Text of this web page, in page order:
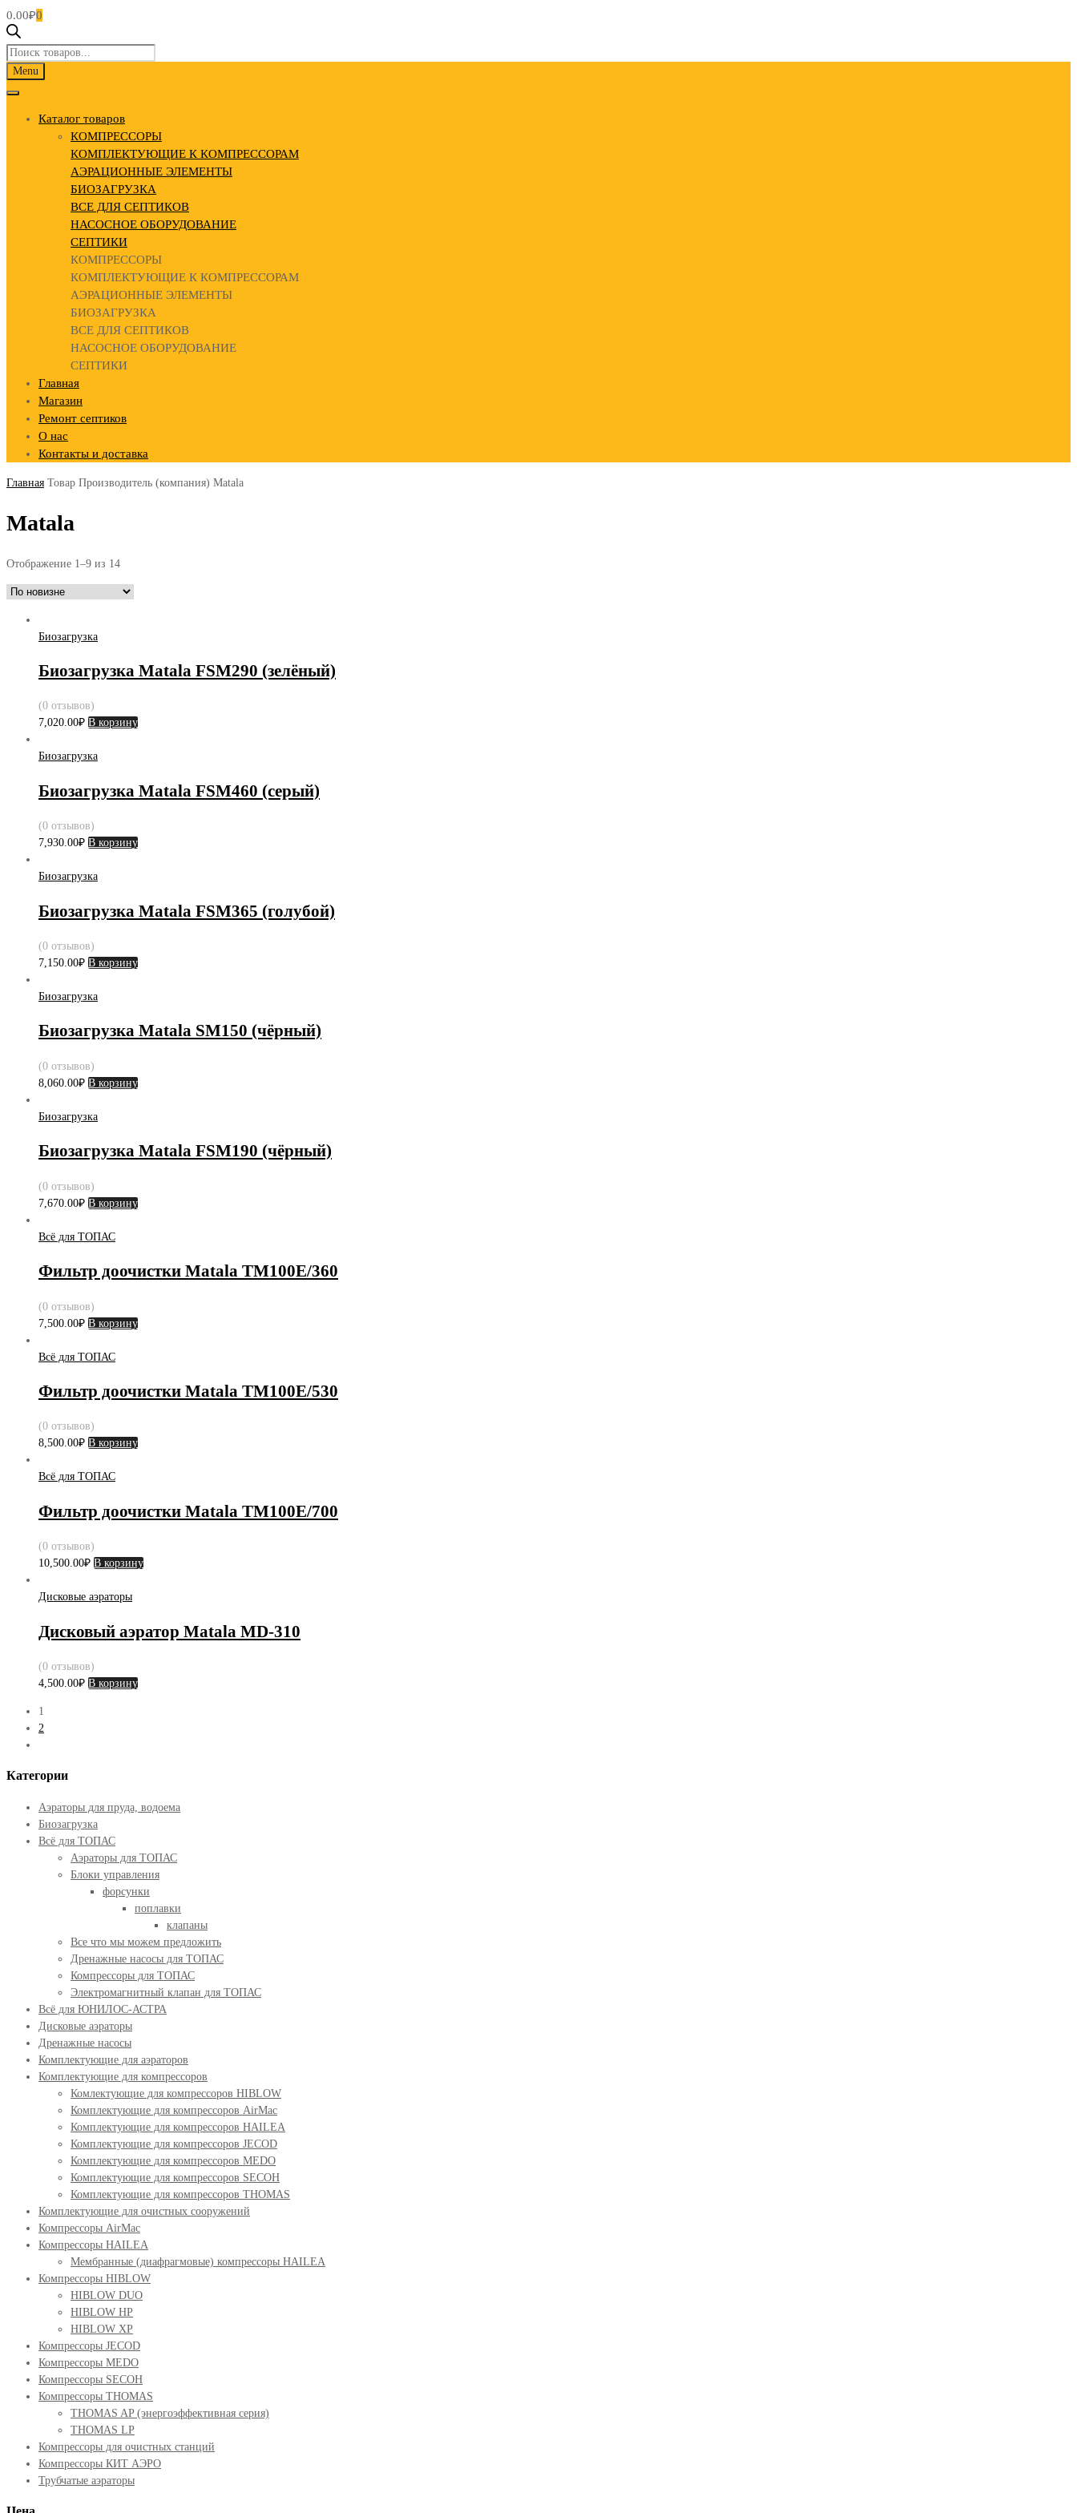
0.00₽0
Поиск
товаров
Skip
Menu
Каталог товаров
КОМПРЕССОРЫ
КОМПЛЕКТУЮЩИЕ К КОМПРЕССОРАМ
АЭРАЦИОННЫЕ ЭЛЕМЕНТЫ
БИОЗАГРУЗКА
ВСЕ ДЛЯ СЕПТИКОВ
НАСОСНОЕ ОБОРУДОВАНИЕ
СЕПТИКИ
КОМПРЕССОРЫ
КОМПЛЕКТУЮЩИЕ К КОМПРЕССОРАМ
АЭРАЦИОННЫЕ ЭЛЕМЕНТЫ
БИОЗАГРУЗКА
ВСЕ ДЛЯ СЕПТИКОВ
НАСОСНОЕ ОБОРУДОВАНИЕ
СЕПТИКИ
Главная
Магазин
Ремонт септиков
О нас
Контакты и доставка
Главная Товар Производитель (компания) Matala
Matala
Отображение 1–9 из 14
Биозагрузка
Биозагрузка Matala FSM290 (зелёный)
(0 отзывов)
7,020.00₽ В корзину
Биозагрузка
Биозагрузка Matala FSM460 (серый)
(0 отзывов)
7,930.00₽ В корзину
Биозагрузка
Биозагрузка Matala FSM365 (голубой)
(0 отзывов)
7,150.00₽ В корзину
Биозагрузка
Биозагрузка Matala SM150 (чёрный)
(0 отзывов)
8,060.00₽ В корзину
Биозагрузка
Биозагрузка Matala FSM190 (чёрный)
(0 отзывов)
7,670.00₽ В корзину
Всё для ТОПАС
Фильтр доочистки Matala TM100E/360
(0 отзывов)
7,500.00₽ В корзину
Всё для ТОПАС
Фильтр доочистки Matala TM100E/530
(0 отзывов)
8,500.00₽ В корзину
Всё для ТОПАС
Фильтр доочистки Matala TM100E/700
(0 отзывов)
10,500.00₽ В корзину
Дисковые аэраторы
Дисковый аэратор Matala MD-310
(0 отзывов)
4,500.00₽ В корзину
1
2
Категории
Аэраторы для пруда, водоема
Биозагрузка
Всё для ТОПАС
Аэраторы для ТОПАС
Блоки управления
форсунки
поплавки
клапаны
Все что мы можем предложить
Дренажные насосы для ТОПАС
Компрессоры для ТОПАС
Электромагнитный клапан для ТОПАС
Всё для ЮНИЛОС-АСТРА
Дисковые аэраторы
Дренажные насосы
Комплектующие для аэраторов
Комплектующие для компрессоров
Комлектующие для компрессоров HIBLOW
Комплектующие для компрессоров AirMac
Комплектующие для компрессоров HAILEA
Комплектующие для компрессоров JECOD
Комплектующие для компрессоров MEDO
Комплектующие для компрессоров SECOH
Комплектующие для компрессоров THOMAS
Комплектующие для очистных сооружений
Компрессоры AirMac
Компрессоры HAILEA
Мембранные (диафрагмовые) компрессоры HAILEA
Компрессоры HIBLOW
HIBLOW DUO
HIBLOW HP
HIBLOW XP
Компрессоры JECOD
Компрессоры MEDO
Компрессоры SECOH
Компрессоры THOMAS
THOMAS AP (энергоэффективная серия)
THOMAS LP
Компрессоры для очистных станций
Компрессоры КИТ АЭРО
Трубчатые аэраторы